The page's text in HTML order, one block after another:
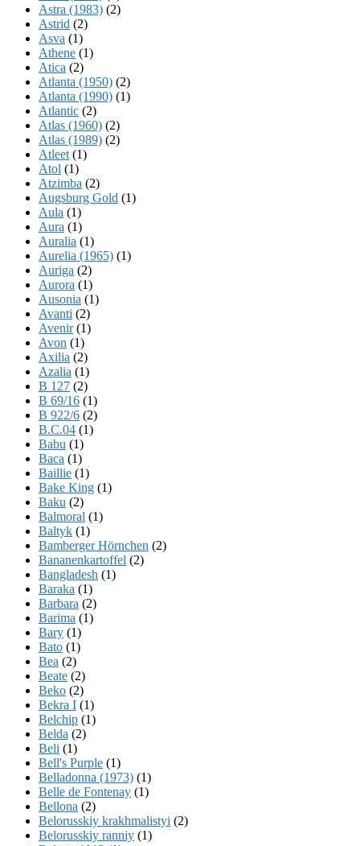
Astra (1983) (2)
Astrid (2)
Asva (1)
Athene (1)
Atica (2)
Atlanta (1950) (2)
Atlanta (1990) (1)
Atlantic (2)
Atlas (1960) (2)
Atlas (1989) (2)
Atleet (1)
Atol (1)
Atzimba (2)
Augsburg Gold (1)
Aula (1)
Aura (1)
Auralia (1)
Aurelia (1965) (1)
Auriga (2)
Aurora (1)
Ausonia (1)
Avanti (2)
Avenir(1)
Avon (1)
Axilia (2)
Azalia (1)
B 127 (2)
B 69/16 (1)
B 922/6 (2)
B.C.04 (1)
Babu (1)
Baca (1)
Baillie (1)
Bake King (1)
Baku (2)
Balmoral (1)
Baltyk (1)
Bamberger Hörnchen (2)
Bananenkartoffel (2)
Bangladesh (1)
Baraka (1)
Barbara (2)
Barima (1)
Bary (1)
Bato (1)
Bea (2)
Beate (2)
Beko (2)
Bekra I (1)
Belchip (1)
Belda (2)
Beli (1)
Bell's Purple (1)
Belladonna (1973) (1)
Belle de Fontenay (1)
Bellona (2)
Belorusskiy krakhmalistyi (2)
Belorusskiy ranniy (1)